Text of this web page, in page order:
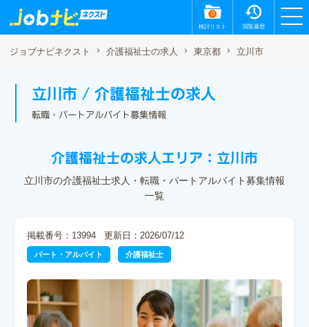
0
検討リスト 閲覧履歴
ジョブナビネクスト 介護福祉士の求人 東京都 立川市
立川市 / 介護福祉士の求人
転職・パートアルバイト募集情報
介護福祉士の求人エリア：立川市
立川市の介護福祉士求人・転職・パートアルバイト募集情報
一覧
掲載番号：13994 更新日：2026/07/12
パート・アルバイト 介護福祉士